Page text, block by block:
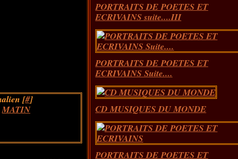
[#]
MATIN
PORTRAITS DE POETES ET
ECRIVAINS suite....III
PORTRAITS DE POETES ET
ECRIVAINS Suite....
CD MUSIQUES DU MONDE
PORTRAITS DE POETES ET